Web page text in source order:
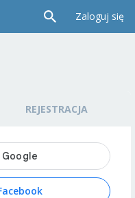
Zaloguj się
REJESTRACJA